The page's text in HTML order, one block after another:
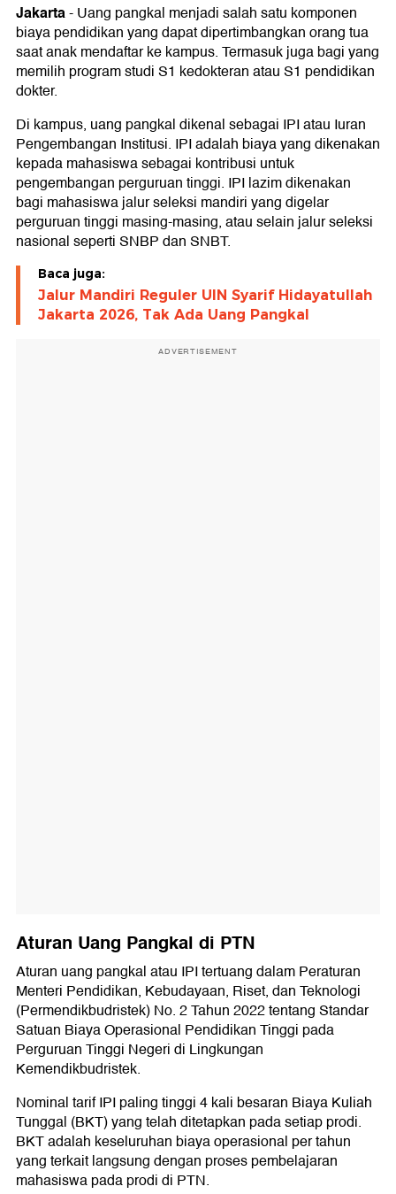
Uang Pangkal S1 Pendidikan Dokter UI
Uang Pangkal Kedokteran IPB University
Uang Pangkal Kedokteran UPN Veteran
Uang Pangkal Kedokteran Unpad
Uang Pangkal Kedokteran UGM
Uang Pangkal S1 Pendidikan Dokter UNS
Uang Pangkal Kedokteran Unair
Uang Pangkal Kedokteran UB
Uang Pangkal Kedokteran ITS
Jakarta-Uang pangkal menjadi salah satu komponen
biaya pendidikan yang dapat dipertimbangkan orang tua
saat anak mendaftar ke kampus. Termasuk juga bagi yang
memilih program studi S1 kedokteran atau S1 pendidikan
dokter.
Di kampus, uang pangkal dikenal sebagai IPI atau Iuran
Pengembangan Institusi. IPI adalah biaya yang dikenakan
kepada mahasiswa sebagai kontribusi untuk
pengembangan perguruan tinggi. IPI lazim dikenakan
bagi mahasiswa jalur seleksi mandiri yang digelar
perguruan tinggi masing-masing, atau selain jalur seleksi
nasional seperti SNBP dan SNBT.
Baca juga:
Jalur Mandiri Reguler UIN Syarif Hidayatullah
Jakarta 2026, Tak Ada Uang Pangkal
ADVERTISEMENT
Aturan Uang Pangkal di PTN
Aturan uang pangkal atau IPI tertuang dalam Peraturan
Menteri Pendidikan, Kebudayaan, Riset, dan Teknologi
(Permendikbudristek) No. 2 Tahun 2022 tentang Standar
Satuan Biaya Operasional Pendidikan Tinggi pada
Perguruan Tinggi Negeri di Lingkungan
Kemendikbudristek.
Nominal tarif IPI paling tinggi 4 kali besaran Biaya Kuliah
Tunggal (BKT) yang telah ditetapkan pada setiap prodi.
BKT adalah keseluruhan biaya operasional per tahun
yang terkait langsung dengan proses pembelajaran
mahasiswa pada prodi di PTN.